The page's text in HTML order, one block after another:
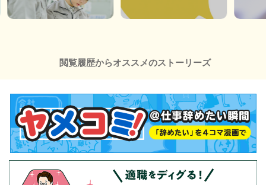
閲覧履歴からオススメのストーリーズ